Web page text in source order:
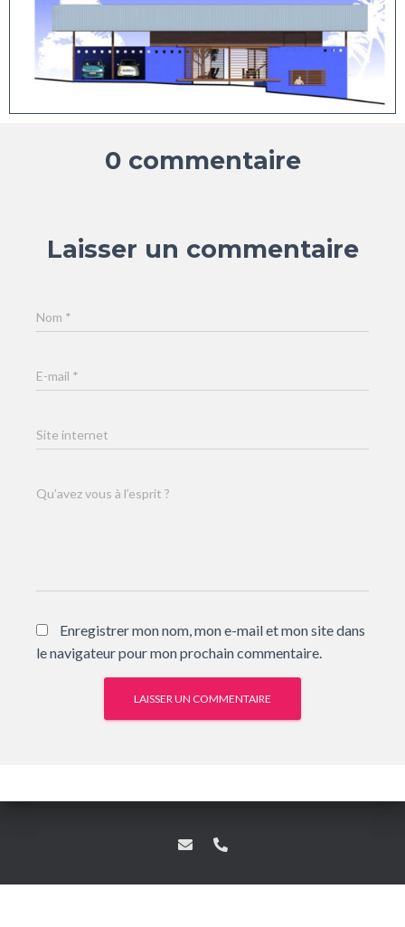
0 commentaire
Laisser un commentaire
Nom *
E-mail *
Site internet
Qu’avez vous à l’esprit ?
Enregistrer mon nom, mon e-mail et mon site dans
le navigateur pour mon prochain commentaire.